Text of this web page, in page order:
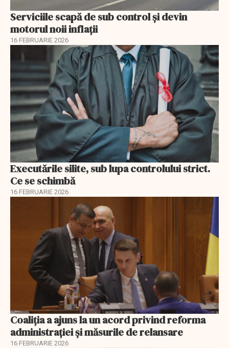
Serviciile scapă de sub control și devin
motorul noii inflații
16 FEBRUARIE 2026
Executările silite, sub lupa controlului strict.
Ce se schimbă
16 FEBRUARIE 2026
Coaliția a ajuns la un acord privind reforma
administrației și măsurile de relansare
16 FEBRUARIE 2026